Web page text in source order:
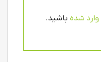
وارد شده باشید.